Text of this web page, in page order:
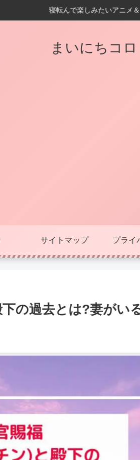
寝転んで楽しみたいアニメ
まいにちコ
サイトマップ プライ
の過去とは?妻がい